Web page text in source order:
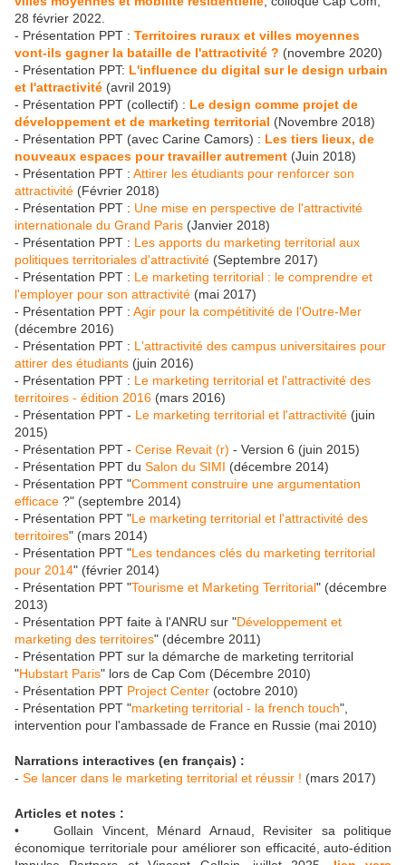
28 février 2022.
- Présentation PPT : Territoires ruraux et villes moyennes
vont-ils gagner la bataille de l'attractivité ? (novembre 2020)
- Présentation PPT: L'influence du digital sur le design urbain
et l'attractivité (avril 2019)
- Présentation PPT (collectif) : Le design comme projet de
développement et de marketing territorial (Novembre 2018)
- Présentation PPT (avec Carine Camors) : Les tiers lieux, de
nouveaux espaces pour travailler autrement (Juin 2018)
- Présentation PPT : Attirer les étudiants pour renforcer son
attractivité (Février 2018)
- Présentation PPT : Une mise en perspective de l'attractivité
internationale du Grand Paris (Janvier 2018)
- Présentation PPT : Les apports du marketing territorial aux
politiques territoriales d'attractivité (Septembre 2017)
- Présentation PPT : Le marketing territorial : le comprendre et
l'employer pour son attractivité (mai 2017)
- Présentation PPT : Agir pour la compétitivité de l'Outre-Mer
(décembre 2016)
- Présentation PPT : L'attractivité des campus universitaires pour
attirer des étudiants (juin 2016)
- Présentation PPT : Le marketing territorial et l'attractivité des
territoires - édition 2016 (mars 2016)
- Présentation PPT - Le marketing territorial et l'attractivité (juin
2015)
- Présentation PPT - Cerise Revait (r) - Version 6 (juin 2015)
- Présentation PPT du Salon du SIMI (décembre 2014)
- Présentation PPT "Comment construire une argumentation
efficace ?" (septembre 2014)
- Présentation PPT "Le marketing territorial et l'attractivité des
territoires" (mars 2014)
- Présentation PPT "Les tendances clés du marketing territorial
pour 2014" (février 2014)
- Présentation PPT "Tourisme et Marketing Territorial" (décembre
2013)
- Présentation PPT faite à l'ANRU sur "Développement et
marketing des territoires" (décembre 2011)
- Présentation PPT sur la démarche de marketing territorial
"Hubstart Paris" lors de Cap Com (Décembre 2010)
- Présentation PPT Project Center (octobre 2010)
- Présentation PPT "marketing territorial - la french touch",
intervention pour l'ambassade de France en Russie (mai 2010)
Narrations interactives (en français) :
- Se lancer dans le marketing territorial et réussir ! (mars 2017)
Articles et notes :
• Gollain Vincent, Ménard Arnaud, Revisiter sa politique
économique territoriale pour améliorer son efficacité, auto-édition